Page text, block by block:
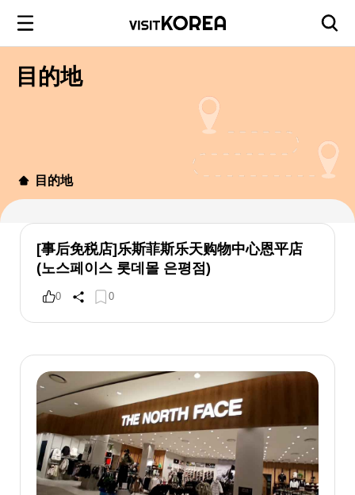
目的地
目的地
[事后免税店]乐斯菲斯乐天购物中心恩平店
(노스페이스 롯데몰 은평점)
0 0